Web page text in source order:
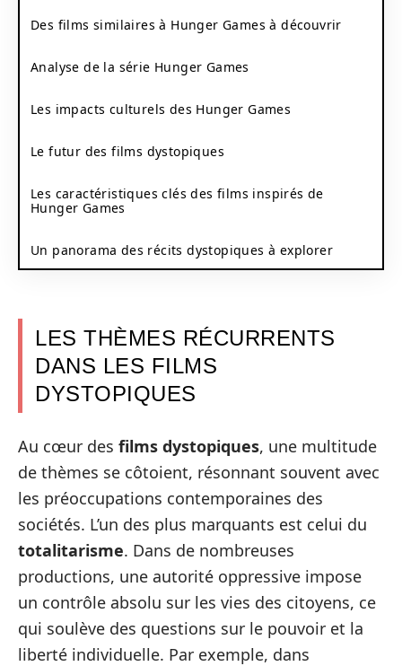
Des films similaires à Hunger Games à découvrir
Analyse de la série Hunger Games
Les impacts culturels des Hunger Games
Le futur des films dystopiques
Les caractéristiques clés des films inspirés de
Hunger Games
Un panorama des récits dystopiques à explorer
LES THÈMES RÉCURRENTS
DANS LES FILMS
DYSTOPIQUES
Au cœur des films dystopiques, une multitude
de thèmes se côtoient, résonnant souvent avec
les préoccupations contemporaines des
sociétés. L’un des plus marquants est celui du
totalitarisme. Dans de nombreuses
productions, une autorité oppressive impose
un contrôle absolu sur les vies des citoyens, ce
qui soulève des questions sur le pouvoir et la
liberté individuelle. Par exemple, dans